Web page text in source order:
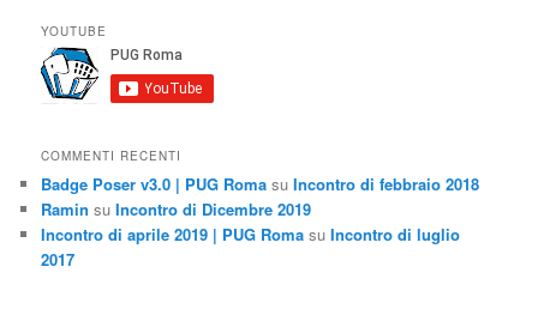
YOUTUBE
COMMENTI RECENTI
Badge Poser v3.0 | PUG Roma suIncontro di febbraio 2018
Ramin suIncontro di Dicembre 2019
Incontro di aprile 2019 | PUG Roma suIncontro di luglio
2017